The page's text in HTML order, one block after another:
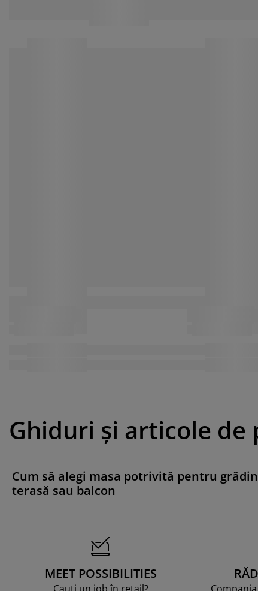
Ghiduri și articole de
Cum să alegi masa potrivită pentru
terasă sau balcon
MEET POSSIBILITIES